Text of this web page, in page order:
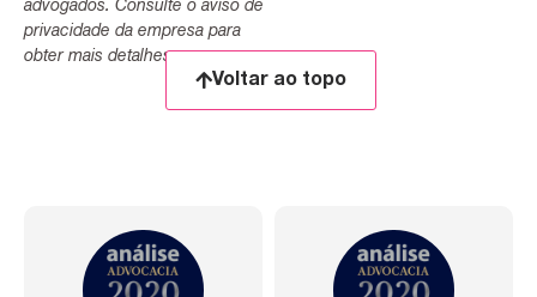
advogados. Consulte o aviso de
privacidade da empresa para
obter mais detalhes.
Voltar ao topo